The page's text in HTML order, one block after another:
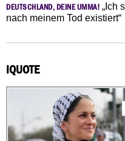
DEUTSCHLAND, DEINE UMMA! „Ich
nach meinem Tod existiert“
IQUOTE